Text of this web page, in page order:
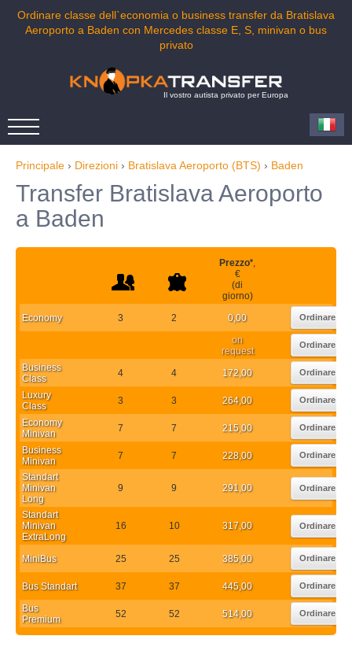
Ordinare classe dell`economia o business transfer da Bratislava
Aeroporto a Baden con Mercedes classe E, S, minivan o bus
privato
Il vostro autista privato per Europa
Principale › Direzioni › Bratislava Aeroporto (BTS) › Baden
Transfer Bratislava Aeroporto
a Baden
Prezzo*,
€
(di
giorno)
Economy
3 2 0,00 Ordinare
on
request
Ordinare
Business
Class
4 4 172,00 Ordinare
Luxury
Class
3 3 264,00 Ordinare
Economy
Minivan
7 7 215,00 Ordinare
Business
Minivan
7 7 228,00 Ordinare
Standart
Minivan
Long
9 9 291,00 Ordinare
Standart
Minivan
ExtraLong
16 10 317,00 Ordinare
MiniBus 25 25 385,00 Ordinare
Bus Standart 37 37 445,00 Ordinare
Bus
Premium
52 52 514,00 Ordinare